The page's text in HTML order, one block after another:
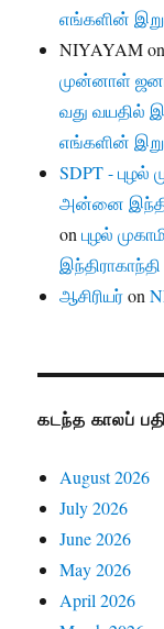
எங்களின்
NIYAYAM
முன்னாள்
வது வயதில்
எங்களின்
SDPT - புழல்
அன்னை
onபுழல்
ஆசிரியர்on
கடந்த காலப்
August 2026
July 2026
June 2026
May 2026
April 2026